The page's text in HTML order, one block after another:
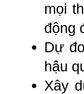
mọi
động
Dự
hậu
Xây